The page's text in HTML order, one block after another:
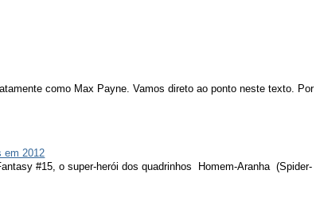
como Max Payne. Vamos direto ao ponto neste texto. Por
em 2012
#15, o super-herói dos quadrinhos Homem-Aranha (Spider-